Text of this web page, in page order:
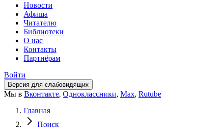
Новости
Афиша
Читателю
Библиотеки
О нас
Контакты
Партнёрам
Войти
Версия для слабовидящих
Мы в Вконтакте, Одноклассники, Max, Rutube
Главная
Поиск